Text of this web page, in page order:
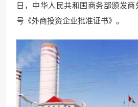
日，中华人民共和国商务部颁发商
号《外商投资企业批准证书》。